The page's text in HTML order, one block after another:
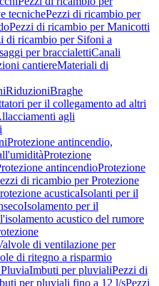
tecnichePezzi di ricambio per
Pezzi di ricambio per Manicotti
di ricambio per Sifoni a
per braccialettiCanali
cantiereMateriali di
RiduzioniBraghe
per il collegamento ad altri
agli
Protezione antincendio,
Protezione
antincendioProtezione
di ricambio per Protezione
acusticaIsolanti per il
Isolamento per il
acustico del rumore
di ventilazione per
di ritegno a risparmio
Imbuti per pluvialiPezzi di
per pluviali fino a 12 l/sPezzi